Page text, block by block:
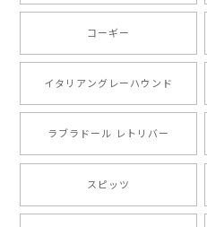
2024/10/28
注文受領連絡が無かったの
愛い商品が届きました！大
とても可愛かったです。６
コーギー
イタリアングレーハウンド
ラブラドール レトリバー
スピッツ